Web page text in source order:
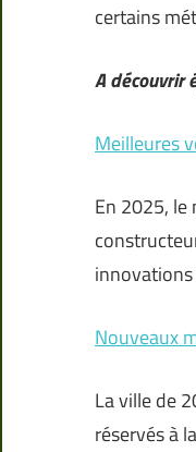
certains
A découvrir
Meilleures
En 2025, le
innovations
Nouveaux
La ville de
réservés à